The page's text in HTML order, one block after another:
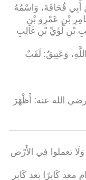
أَبِي قُحَافَةَ، وَاسْمُهُ
بْنِ عَمْرِو بْنِ
بْنِ لُؤَيِّ بْنِ غَالِبِ
وَعَتِيقٌ: لَقَبٌ
الله عنه: أَظْهَرَ
تعملوا فِي الأَرْض
كَابِرًا بعد كَابر